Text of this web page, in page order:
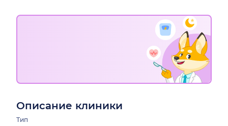
Описание клиники
Тип